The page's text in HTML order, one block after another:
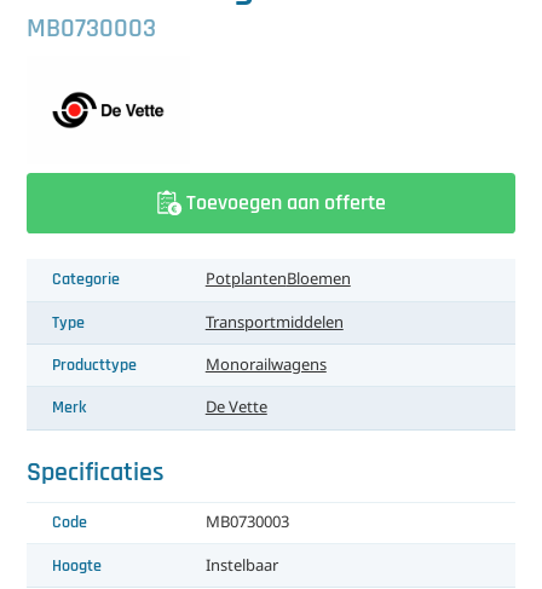
Koeling
Reinigingsmachines
Sorteermachines
Teeltbenodigdheden
Ventilatoren
Laatst toegevoegd
MB0730003
Toevoegen aan offerte
Categorie PotplantenBloemen
Type Transportmiddelen
Producttype Monorailwagens
Merk De Vette
Specificaties
Code MB0730003
Hoogte Instelbaar